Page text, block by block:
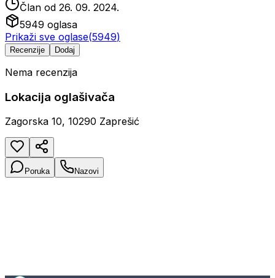
Član od 26. 09. 2024.
5949 oglasa
Prikaži sve oglase(5949)
Recenzije Dodaj
Nema recenzija
Lokacija oglašivača
Zagorska 10, 10290 Zaprešić
Poruka Nazovi